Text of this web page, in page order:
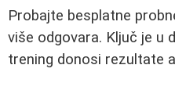
Probajte besplatne
više odgovara. Ključ je u
trening donosi rezultate